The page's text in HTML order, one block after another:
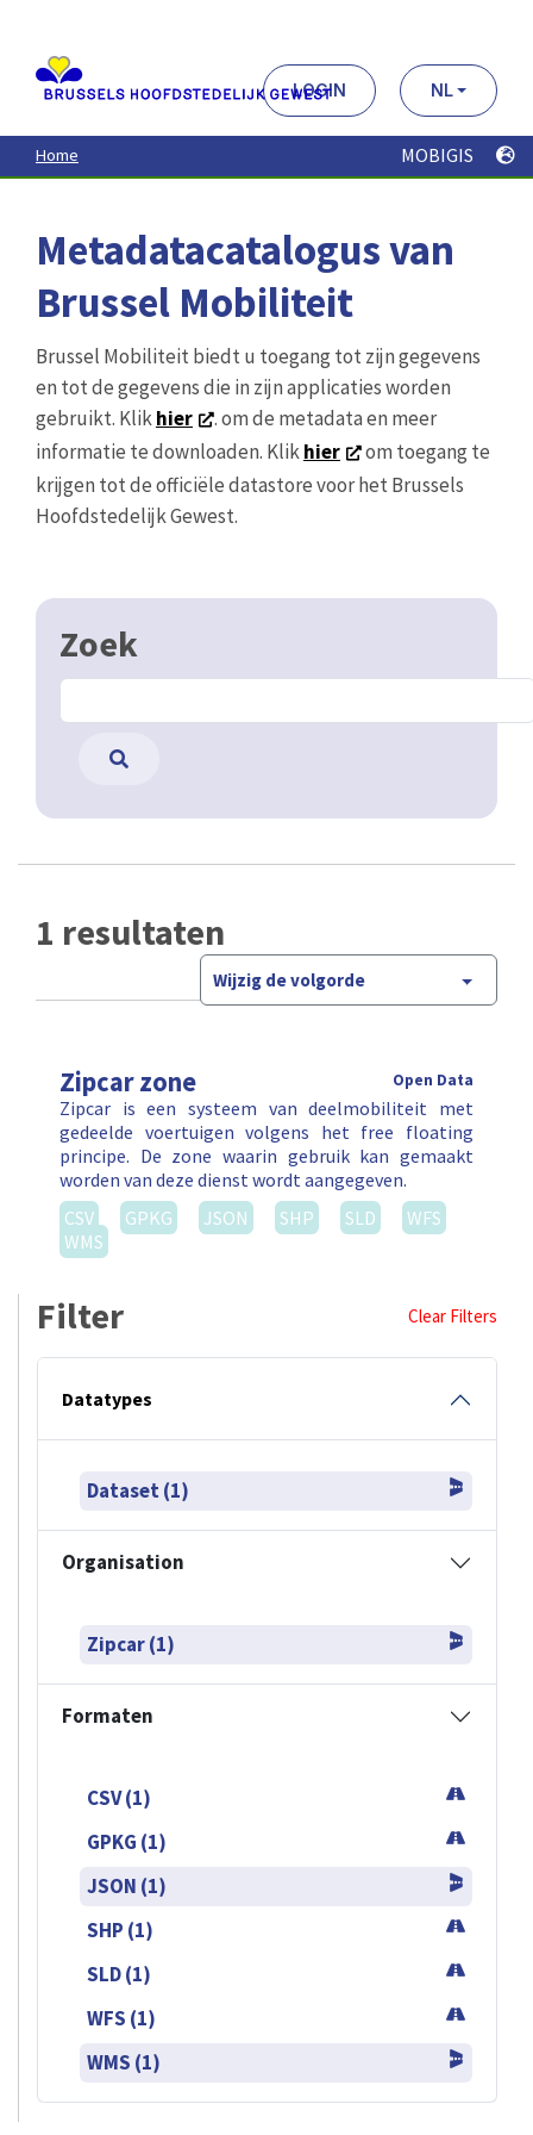
contenu
principal
LOGIN NL
Home MOBIGIS
Metadatacatalogus van
Brussel Mobiliteit
Brussel Mobiliteit biedt u toegang tot zijn gegevens
en tot de gegevens die in zijn applicaties worden
gebruikt. Klikhier
. om de metadata en meer
informatie te downloaden. Klikhier
om toegang te
krijgen tot de officiële datastore voor het Brussels
Hoofdstedelijk Gewest.
Zoek
1 resultaten
Wijzig de volgorde
Zipcar zone Open Data
Zipcar is een systeem van deelmobiliteit met
gedeelde voertuigen volgens het free floating
principe. De zone waarin gebruik kan gemaakt
worden van deze dienst wordt aangegeven.
CSV
GPKG JSON SHP SLD
WFS
WMS
Filter Clear Filters
Datatypes
Dataset (1)
Organisation
Zipcar (1)
Formaten
CSV (1)
GPKG (1)
JSON (1)
SHP (1)
SLD (1)
WFS (1)
WMS (1)